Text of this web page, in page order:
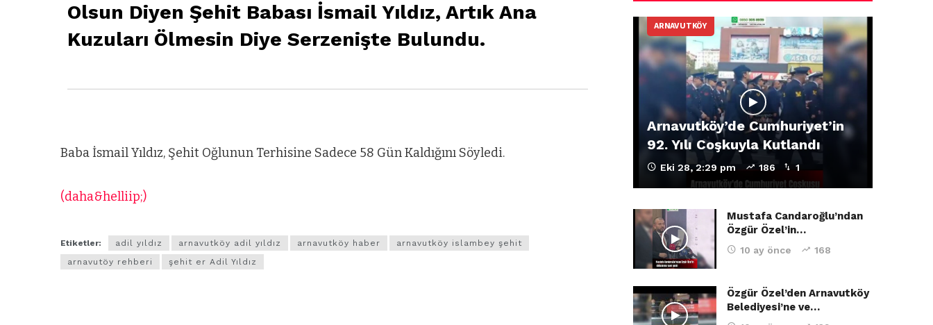
Olsun Diyen Şehit Babası İsmail Yıldız, Artık Ana
Kuzuları Ölmesin Diye Serzenişte Bulundu.
Baba İsmail Yıldız, Şehit Oğlunun Terhisine Sadece 58 Gün Kaldığını Söyledi.
(daha&helliip;)
Etiketler: adil yıldız arnavutköy adil yıldız arnavutköy haber
arnavutköy islambey şehit
arnavutöy rehberi
şehit er Adil Yıldız
ARNAVUTKÖY
Arnavutköy’de Cumhuriyet’in
92. Yılı Coşkuyla Kutlandı
Eki 28, 2:29 pm 186 1
Mustafa Candaroğlu’ndan
Özgür Özel’in…
10 ay önce 168
Özgür Özel’den Arnavutköy
Belediyesi’ne ve…